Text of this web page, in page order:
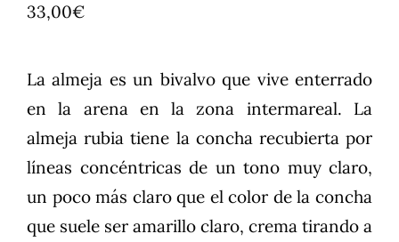
33,00€
La almeja es un bivalvo que vive enterrado
en la arena en la zona intermareal. La
almeja rubia tiene la concha recubierta por
líneas concéntricas de un tono muy claro,
un poco más claro que el color de la concha
que suele ser amarillo claro, crema tirando a